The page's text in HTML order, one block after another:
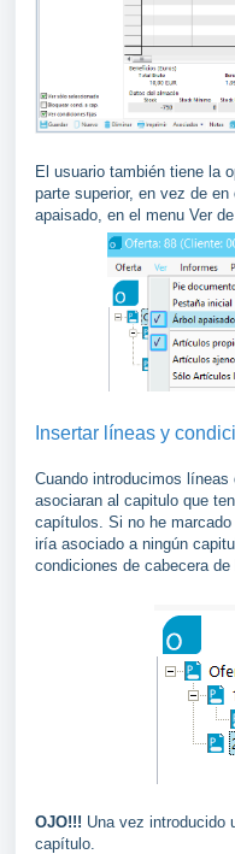
El usuario también tiene la
parte superior, en vez de
apaisado, en el menu Ver
Insertar líneas y
Cuando introducimos
asociaran al capitulo que
capítulos. Si no he
iría asociado a ningún
condiciones de cabecera de
OJO!!! Una vez introducido
capítulo.